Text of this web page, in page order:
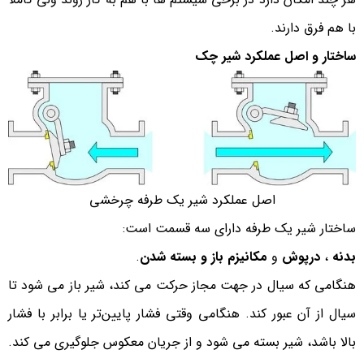
با هم فرق دارند.
ساختار و اصل عملکرد شیر چک
اصل عملکرد شیر یک طرفه چرخشی
ساختار شیر یک طرفه دارای سه قسمت است:
بدنه ، درپوش و مکانیزم باز و بسته شدن.
هنگامی که سیال در جهت مجاز حرکت می کند، شیر باز می شود تا
سیال از آن عبور کند. هنگامی وقتی فشار پایین‌تر یا برابر با فشار
بالا باشد، شیر بسته می شود و از جریان معکوس جلوگیری می کند.